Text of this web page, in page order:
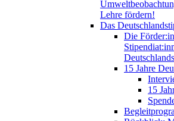
Lehre fördern!
Das
Die
15 Jahre
15